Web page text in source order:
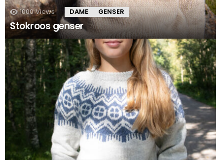
1000 Views DAME GENSER
Stokroos genser